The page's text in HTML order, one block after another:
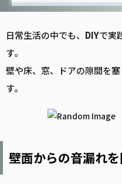
日常生活の中でも、 DIYで実
す。
壁や床、窓、ドアの隙間を
す。
壁面からの音漏れを